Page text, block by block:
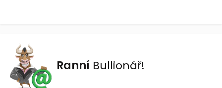
Ranní Bullionář!